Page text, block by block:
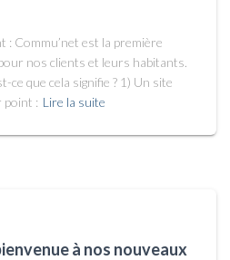
Commu’net est la première
nos clients et leurs habitants.
ce que cela signifie ? 1) Un site
point : Lire la suite
à nos nouveaux